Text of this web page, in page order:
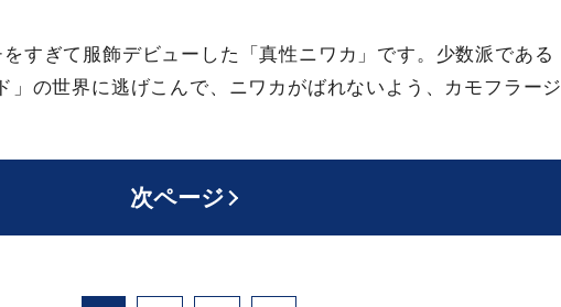
すぎて服飾デビューした「真性ニワカ」です。少数派である
」の世界に逃げこんで、ニワカがばれないよう、カモフラージ
次ページ